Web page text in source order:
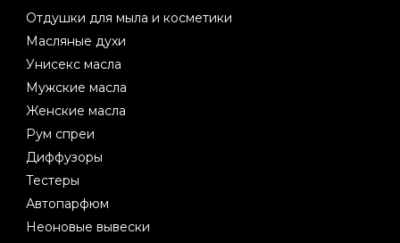
Отдушки для мыла и косметики
Масляные духи
Унисекс масла
Мужские масла
Женские масла
Рум спреи
Диффузоры
Тестеры
Автопарфюм
Неоновые вывески